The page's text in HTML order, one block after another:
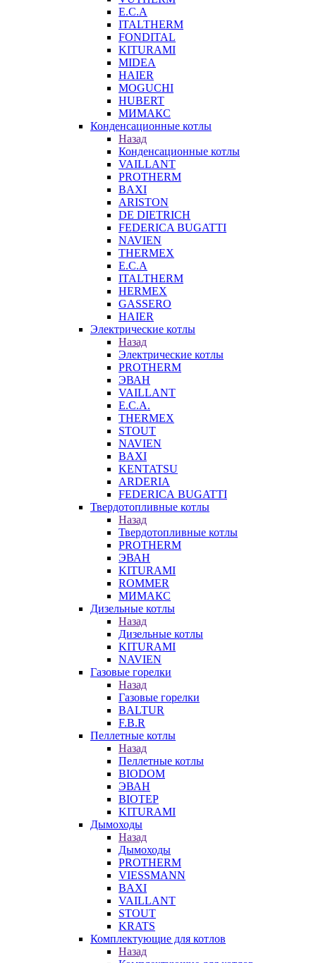
E.C.A
ITALTHERM
FONDITAL
KITURAMI
MIDEA
HAIER
MOGUCHI
HUBERT
МИМАКС
Конденсационные котлы
Назад
Конденсационные котлы
VAILLANT
PROTHERM
BAXI
ARISTON
DE DIETRICH
FEDERICA BUGATTI
NAVIEN
THERMEX
E.C.A
ITALTHERM
HERMEX
GASSERO
HAIER
Электрические котлы
Назад
Электрические котлы
PROTHERM
ЭВАН
VAILLANT
E.C.A.
THERMEX
STOUT
NAVIEN
BAXI
KENTATSU
ARDERIA
FEDERICА BUGATTI
Твердотопливные котлы
Назад
Твердотопливные котлы
PROTHERM
ЭВАН
KITURAMI
ROMMER
МИМАКС
Дизельные котлы
Назад
Дизельные котлы
KITURAMI
NAVIEN
Газовые горелки
Назад
Газовые горелки
BALTUR
F.B.R
Пеллетные котлы
Назад
Пеллетные котлы
BIODOM
ЭВАН
BIOTEP
KITURAMI
Дымоходы
Назад
Дымоходы
PROTHERM
VIESSMANN
BAXI
VAILLANT
STOUT
KRATS
Комплектующие для котлов
Назад